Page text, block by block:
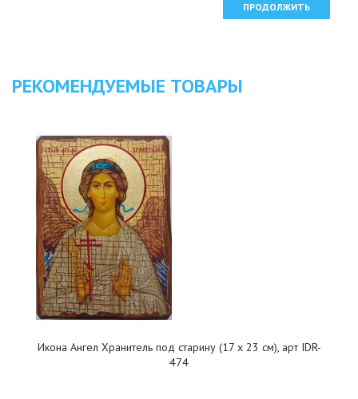
ПРОДОЛЖИТЬ
РЕКОМЕНДУЕМЫЕ ТОВАРЫ
Икона Ангел Хранитель под старину (17 х 23 см), арт IDR-
474